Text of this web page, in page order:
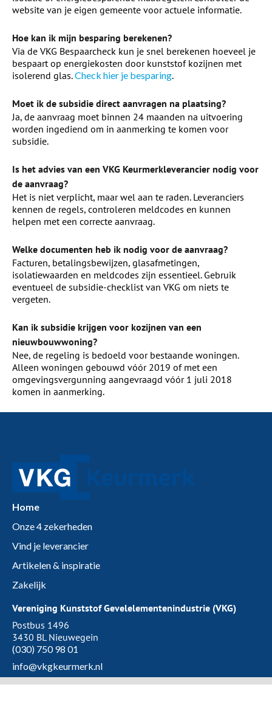
website van je eigen gemeente voor actuele informatie.
Hoe kan ik mijn besparing berekenen?
Via de VKG Bespaarcheck kun je snel berekenen hoeveel je
bespaart op energiekosten door kunststof kozijnen met
isolerend glas.Check hier je besparing.
Moet ik de subsidie direct aanvragen na plaatsing?
Ja, de aanvraag moet binnen 24 maanden na uitvoering
worden ingediend om in aanmerking te komen voor
subsidie.
Is het advies van een VKG Keurmerkleverancier nodig voor
de aanvraag?
Het is niet verplicht, maar wel aan te raden. Leveranciers
kennen de regels, controleren meldcodes en kunnen
helpen met een correcte aanvraag.
Welke documenten heb ik nodig voor de aanvraag?
Facturen, betalingsbewijzen, glasafmetingen,
isolatiewaarden en meldcodes zijn essentieel. Gebruik
eventueel de subsidie-checklist van VKG om niets te
vergeten.
Kan ik subsidie krijgen voor kozijnen van een
nieuwbouwwoning?
Nee, de regeling is bedoeld voor bestaande woningen.
Alleen woningen gebouwd vóór 2019 of met een
omgevingsvergunning aangevraagd vóór 1 juli 2018
komen in aanmerking.
Home
Onze 4 zekerheden
Vind je leverancier
Artikelen & inspiratie
Zakelijk
Vereniging Kunststof Gevelelementenindustrie (VKG)
Postbus 1496
3430 BL Nieuwegein
(030) 750 98 01
info@vkgkeurmerk.nl